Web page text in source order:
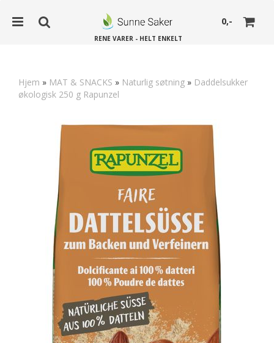
0,-
RENE VARER - HELT ENKELT
Hjem » MAT & SNACKS » Naturlig søtning » Daddelsukker
økologisk 250 g Rapunzel
Trykk ENTER for å søke